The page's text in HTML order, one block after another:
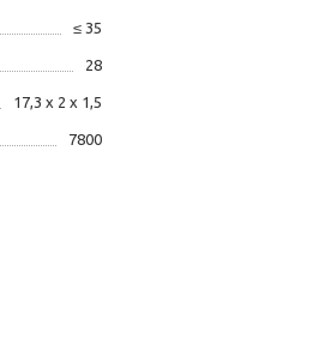
≤ 35
28
17,3 х 2 х 1,5
7800